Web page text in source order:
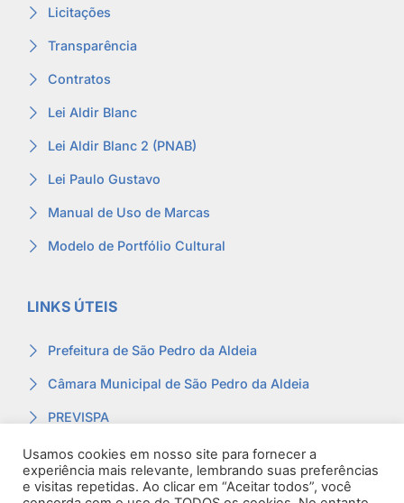
Licitações
Transparência
Contratos
Lei Aldir Blanc
Lei Aldir Blanc 2 (PNAB)
Lei Paulo Gustavo
Manual de Uso de Marcas
Modelo de Portfólio Cultural
LINKS ÚTEIS
Prefeitura de São Pedro da Aldeia
Câmara Municipal de São Pedro da Aldeia
PREVISPA
Ouvidoria
Contracheque
Usamos cookies em nosso site para fornecer a
experiência mais relevante, lembrando suas preferências
e visitas repetidas. Ao clicar em “Aceitar todos”, você